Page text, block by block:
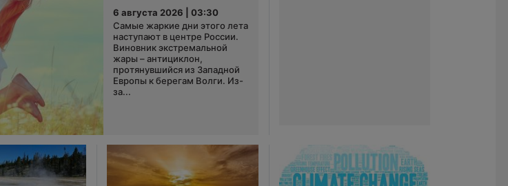
6 августа 2026 | 03:30
Самые жаркие дни этого лета
наступают в центре России.
Виновник экстремальной
жары – антициклон,
протянувшийся из Западной
Европы к берегам Волги. Из-
за...